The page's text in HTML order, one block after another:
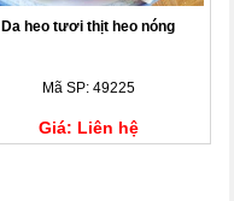
Da heo tươi thịt heo nóng
Mã SP: 49225
Giá: Liên hệ